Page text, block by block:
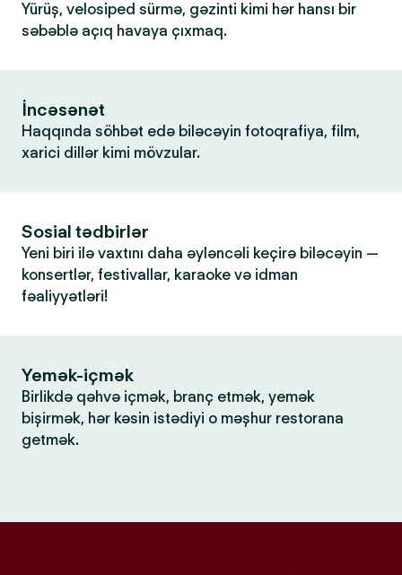
Yürüş, velosiped sürmə, gəzinti kimi hər hansı bir
səbəblə açıq havaya çıxmaq.
İncəsənət
Haqqında söhbət edə biləcəyin fotoqrafiya, film,
xarici dillər kimi mövzular.
Sosial tədbirlər
Yeni biri ilə vaxtını daha əyləncəli keçirə biləcəyin —
konsertlər, festivallar, karaoke və idman
fəaliyyətləri!
Yemək-içmək
Birlikdə qəhvə içmək, branç etmək, yemək
bişirmək, hər kəsin istədiyi o məşhur restorana
getmək.